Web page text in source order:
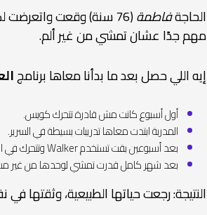
الحاجةفاطمة
(76 سنة) وقعت واتعرضت
مهم جدًا عشان تمشي من غير ألم.
إيه اللي حصل بعد ما بدأنا معاها برنامج
أول أسبوع كانت مش قادرة تتحرك كويس.
المدربة ابتدت معاها تدريبات بسيطة في السرير.
بعد أسبوعين بقت تستخدم Walker وتتحرك في البيت.
بعد شهر كامل قدرت تمشي لوحدها من غير
النتيجة: رجعت حياتها الطبيعية، وثقتها